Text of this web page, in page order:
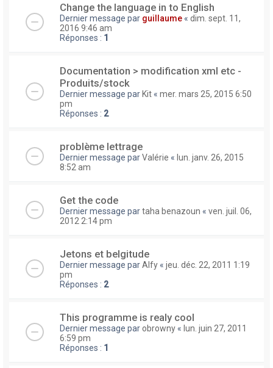
Change the language in to English
Dernier message par guillaume « dim. sept. 11,
2016 9:46 am
Réponses : 1
Documentation > modification xml etc -
Produits/stock
Dernier message parKit « mer. mars 25, 2015 6:50
pm
Réponses : 2
problème lettrage
Dernier message parValérie « lun. janv. 26, 2015
8:52 am
Get the code
Dernier message partaha benazoun « ven. juil. 06,
2012 2:14 pm
Jetons et belgitude
Dernier message parAlfy « jeu. déc. 22, 2011 1:19
pm
Réponses : 2
This programme is realy cool
Dernier message parobrowny « lun. juin 27, 2011
6:59 pm
Réponses : 1